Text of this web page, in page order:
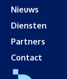
Nieuws
Diensten
Partners
Contact